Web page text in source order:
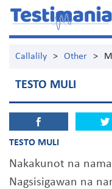
Callalily > Other >
TESTO MULI
TESTO MULI
Nakakunot na
Nagsisigawan na